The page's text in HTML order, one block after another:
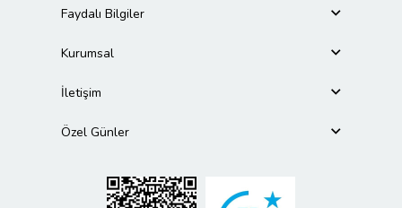
Faydalı Bilgiler
Kurumsal
İletişim
Özel Günler